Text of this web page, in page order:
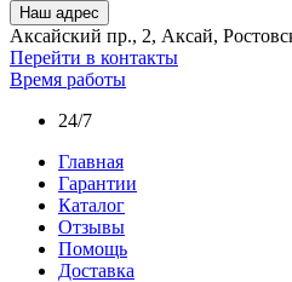
Наш адрес
Аксайский пр., 2, Аксай,
Перейти в контакты
Время работы
24/7
Главная
Гарантии
Каталог
Отзывы
Помощь
Доставка